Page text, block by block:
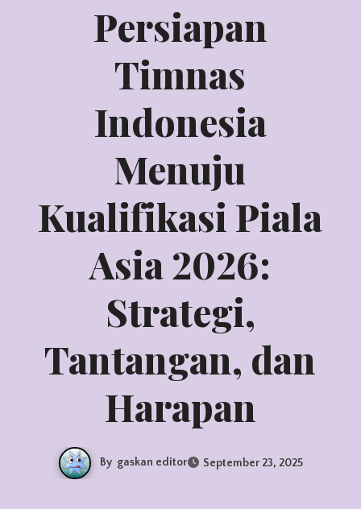
Persiapan
Timnas
Indonesia
Menuju
Kualifikasi Piala
Asia 2026:
Strategi,
Tantangan, dan
Harapan
By gaskan editor September 23, 2025